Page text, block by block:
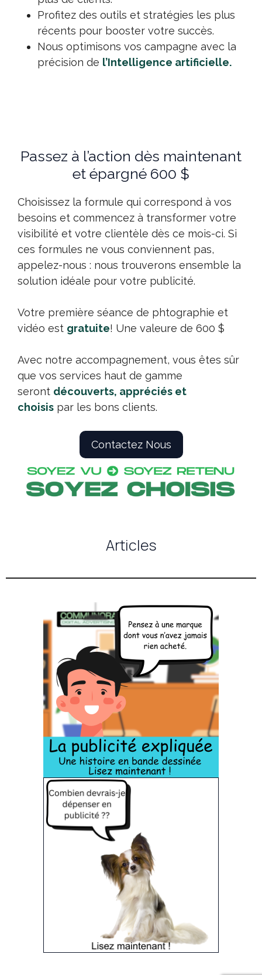
Profitez des outils et stratégies les plus
récents pour booster votre succès.
Nous optimisons vos campagne avec la
précision de l’Intelligence artificielle.
Passez à l’action dès maintenant
et épargné 600 $
Choisissez la formule qui correspond à vos
besoins et commencez à transformer votre
visibilité et votre clientèle dès ce mois-ci. Si
ces formules ne vous conviennent pas,
appelez-nous : nous trouverons ensemble la
solution idéale pour votre publicité.
Votre première séance de phtographie et
vidéo est gratuite! Une valeure de 600 $
Avec notre accompagnement, vous êtes sûr
que vos services haut de gamme
seront découverts, appréciés et
choisis par les bons clients.
Contactez Nous
Articles